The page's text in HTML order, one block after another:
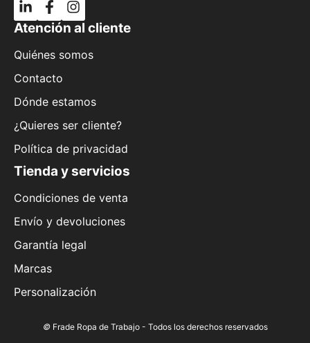
Atención al cliente
Quiénes somos
Contacto
Dónde estamos
¿Quieres ser cliente?
Política de privacidad
Tienda y servicios
Condiciones de venta
Envío y devoluciones
Garantía legal
Marcas
Personalización
©Frade Ropa de Trabajo - Todos los derechos reservados